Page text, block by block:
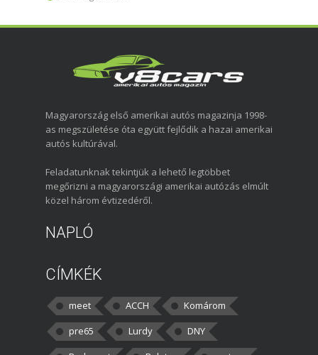
Magyarország első amerikai autós magazinja 1998-
as megszületése óta együtt fejlődik a hazai amerikai
autós kultúrával.
Feladatunknak tekintjük a lehető legtöbbet
megőrizni a magyarországi amerikai autózás elmúlt
közel három évtizedéről.
NAPLÓ
CÍMKÉK
meet ACCH
Komárom
pre65
Lurdy
DNY